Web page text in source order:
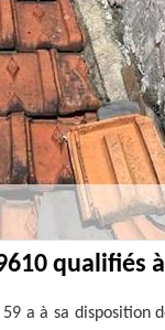
qualifiés
a à sa disposition